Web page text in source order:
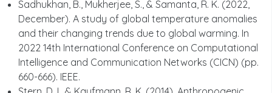
Sadhukhan, B., Mukherjee, S., & Samanta, R. K. (2022,
December). A study of global temperature anomalies
and their changing trends due to global warming. In
2022 14th International Conference on Computational
Intelligence and Communication Networks (CICN) (pp.
660-666). IEEE.